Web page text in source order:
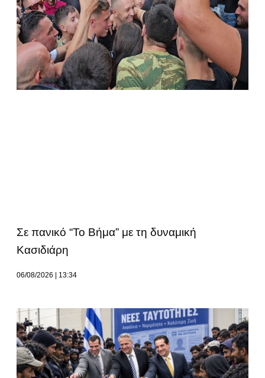
Σε πανικό “Το Βήμα” με τη δυναμική
Κασιδιάρη
06/08/2026 13:34